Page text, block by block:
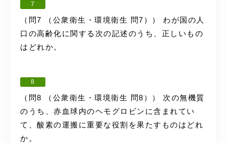
7
（問7 （公衆衛生・環境衛生 問7）） わが国の人
口の高齢化に関する次の記述のうち、正しいもの
はどれか。
8
（問8 （公衆衛生・環境衛生 問8）） 次の無機質
のうち、赤血球内のヘモグロビンに含まれてい
て、酸素の運搬に重要な役割を果たすものはどれ
か。